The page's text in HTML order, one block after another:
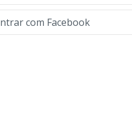
com Facebook